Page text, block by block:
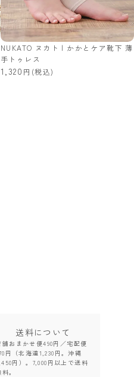
NUKATO ヌカト | かかとケア靴下 薄
手トゥレス
1,320 (税込)
送料について
舗おまかせ便490円／宅配便
円（北海道1,230円。沖縄
円）。7,000円以上で送料
。